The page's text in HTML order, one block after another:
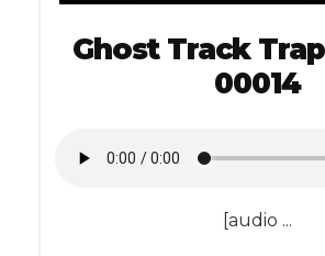
Ghost Track
00014
[audio ...